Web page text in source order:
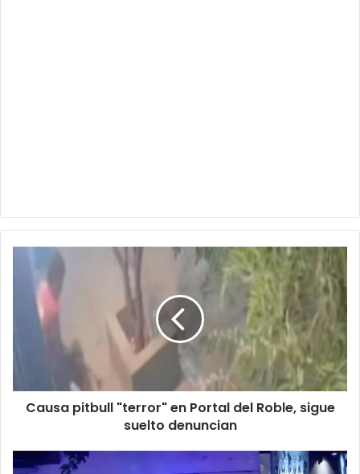
"terror"
Portal
suelto
denuncian
Causa pitbull "terror" en Portal del Roble, sigue
suelto denuncian
Tras